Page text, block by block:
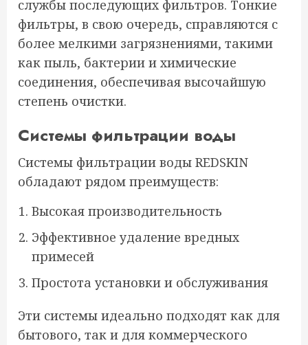
службы последующих фильтров. Тонкие
фильтры, в свою очередь, справляются с
более мелкими загрязнениями, такими
как пыль, бактерии и химические
соединения, обеспечивая высочайшую
степень очистки.
Системы фильтрации воды
Системы фильтрации воды REDSKIN
обладают рядом преимуществ:
Высокая производительность
Эффективное удаление вредных
примесей
Простота установки и обслуживания
Эти системы идеально подходят как для
бытового, так и для коммерческого